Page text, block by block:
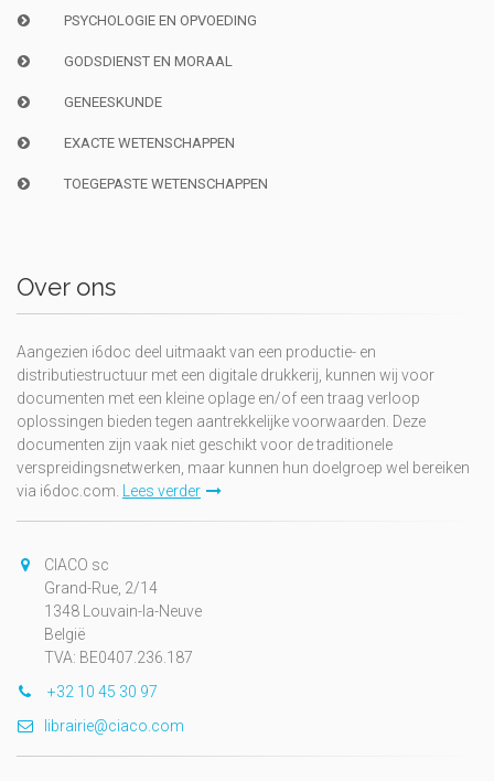
PSYCHOLOGIE EN OPVOEDING
GODSDIENST EN MORAAL
GENEESKUNDE
EXACTE WETENSCHAPPEN
TOEGEPASTE WETENSCHAPPEN
Over ons
Aangezien i6doc deel uitmaakt van een productie- en
distributiestructuur met een digitale drukkerij, kunnen wij voor
documenten met een kleine oplage en/of een traag verloop
oplossingen bieden tegen aantrekkelijke voorwaarden. Deze
documenten zijn vaak niet geschikt voor de traditionele
verspreidingsnetwerken, maar kunnen hun doelgroep wel bereiken
via i6doc.com. Lees verder
CIACO sc
Grand-Rue, 2/14
1348 Louvain-la-Neuve
België
TVA: BE0407.236.187
+32 10 45 30 97
librairie@ciaco.com